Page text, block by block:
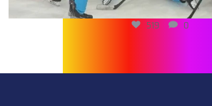
500 0